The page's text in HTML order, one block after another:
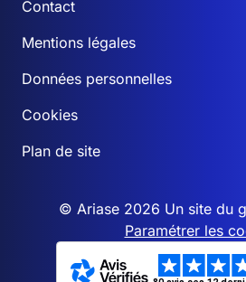
Contact
Mentions légales
Données personnelles
Cookies
Plan de site
© Ariase 2026 Un site du
Paramétrer les